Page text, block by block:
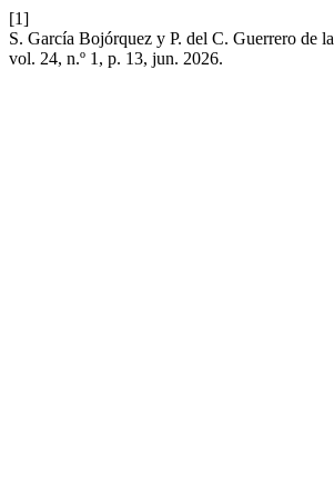
[1]
S. García Bojórquez y P. del C. Guerrero de
vol. 24, n.º 1, p. 13, jun. 2026.